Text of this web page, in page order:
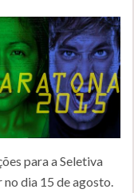
para a Seletiva
dia 15 de agosto.